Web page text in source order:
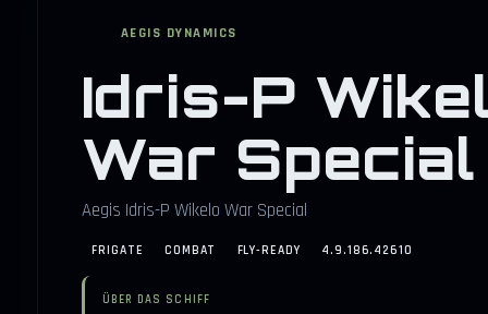
AEGIS DYNAMICS
Idris-P
War Special
Aegis Idris-P Wikelo War Special
FRIGATE COMBAT FLY-READY 4.9.186.42610
ÜBER DAS SCHIFF